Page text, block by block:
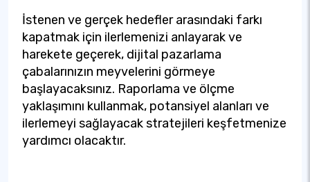
İstenen ve gerçek hedefler arasındaki farkı
kapatmak için ilerlemenizi anlayarak ve
harekete geçerek, dijital pazarlama
çabalarınızın meyvelerini görmeye
başlayacaksınız. Raporlama ve ölçme
yaklaşımını kullanmak, potansiyel alanları ve
ilerlemeyi sağlayacak stratejileri keşfetmenize
yardımcı olacaktır.